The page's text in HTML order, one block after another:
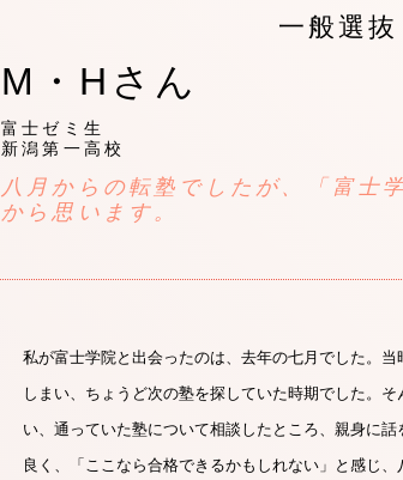
一般選抜
M・Hさん
富士ゼミ生
新潟第一高校
八月からの転塾でしたが、「富士
から思います。
私が富士学院と出会ったのは、去年の七月でした。
しまい、ちょうど次の塾を探していた時期でした。
い、通っていた塾について相談したところ、親身に
良く、「ここなら合格できるかもしれない」と感じ、